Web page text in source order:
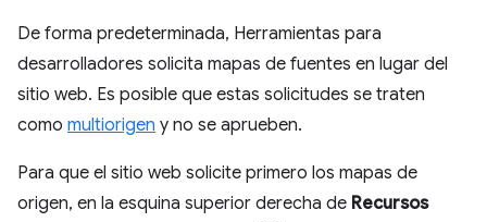
De forma predeterminada, Herramientas para
desarrolladores solicita mapas de fuentes en lugar del
sitio web. Es posible que estas solicitudes se traten
como multiorigen y no se aprueben.
Para que el sitio web solicite primero los mapas de
origen, en la esquina superior derecha de Recursos